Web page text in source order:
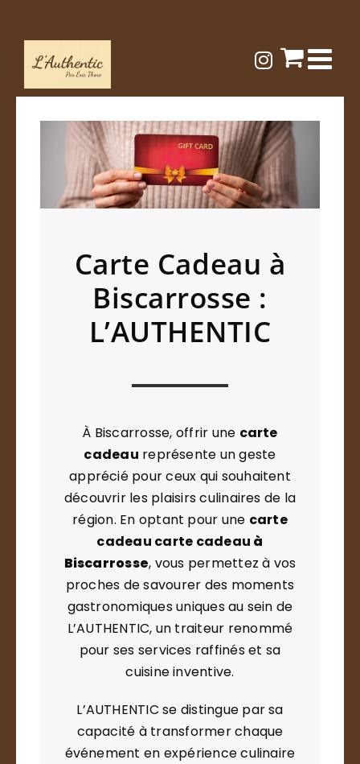
Passer
contenu
Carte Cadeau à
Biscarrosse :
L’AUTHENTIC
À Biscarrosse, offrir une carte
cadeau représente un geste
apprécié pour ceux qui souhaitent
découvrir les plaisirs culinaires de la
région. En optant pour une carte
cadeau carte cadeau à
Biscarrosse, vous permettez à vos
proches de savourer des moments
gastronomiques uniques au sein de
L’AUTHENTIC, un traiteur renommé
pour ses services raffinés et sa
cuisine inventive.
L’AUTHENTIC se distingue par sa
capacité à transformer chaque
événement en expérience culinaire